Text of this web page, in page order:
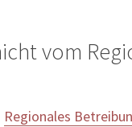
vom
Regionales